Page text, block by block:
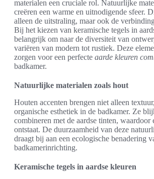
materialen een cruciale rol. Natuurlijke
creëren een warme en uitnodigende sfeer.
alleen de uitstraling, maar ook de
Bij het kiezen van keramische tegels in
belangrijk om naar de diversiteit van
variëren van modern tot rustiek. Deze
zorgen voor een perfecte aarde kleuren
badkamer.
Natuurlijke materialen zoals hout
Houten accenten brengen niet alleen
organische esthetiek in de badkamer. Ze
combineren met de aardse tinten, waardoor
ontstaat. De duurzaamheid van deze
draagt bij aan een ecologische benadering
badkamerinrichting.
Keramische tegels in aardse kleuren